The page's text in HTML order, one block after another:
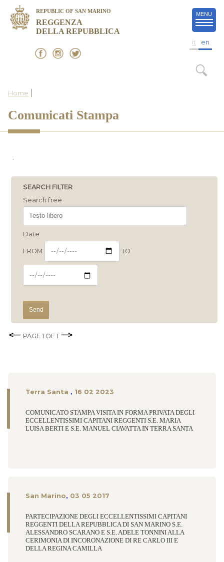
REPUBLIC OF SAN MARINO
REGGENZA
DELLA REPUBBLICA
MENU
it en
Home
Comunicati Stampa
SEARCH FILTER
Search free
Date
FROM TO
PAGE 1 OF 1
Terra Santa , 16 02 2023
COMUNICATO STAMPA VISITA IN FORMA PRIVATA DEGLI
ECCELLENTISSIMI CAPITANI REGGENTI S.E. MARIA
LUISA BERTI E S.E. MANUEL CIAVATTA IN TERRA SANTA
San Marino, 03 05 2017
PARTECIPAZIONE DEGLI ECCELLENTISSIMI CAPITANI
REGGENTI DELLA REPUBBLICA DI SAN MARINO S.E.
ALESSANDRO SCARANO E S.E. ADELE TONNINI ALLA
CERIMONIA DI INCORONAZIONE DI RE CARLO III E
DELLA REGINA CAMILLA